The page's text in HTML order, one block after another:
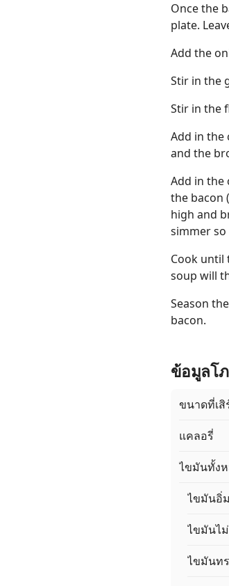
Once the
plate.
Add the
Stir in the
Stir in the
Add in the
and the
Add in the
the bacon
high and
simmer so
Cook until
soup will
Season
bacon.
ข้อมูลโ
ขนาดที่เสิ
แคลอรี่
ไขมันทั้ง
ไขมันอิ่
ไขมันไ
ไขมันท